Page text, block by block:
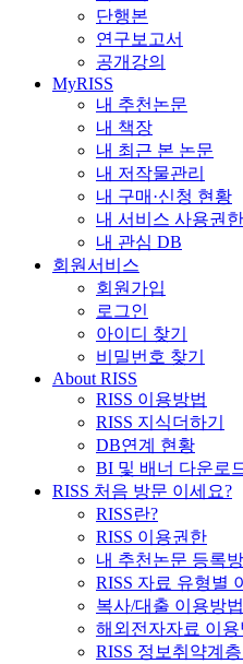
단행본
연구보고서
공개강의
MyRISS
내 추천논문
내 책장
내 최근 본 논문
내 저작물관리
내 구매·신청 현황
내 서비스 사용권한
내 관심 DB
회원서비스
회원가입
로그인
아이디 찾기
비밀번호 찾기
About RISS
RISS 이용방법
RISS 지식더하기
DB연계 현황
BI 및 배너 다운로
RISS 처음 방문 이세요?
RISS란?
RISS 이용권한
내 추천논문 등록
RISS 자료 유형별
복사/대출 이용방법
해외전자자료 이용
RISS 정보취약계